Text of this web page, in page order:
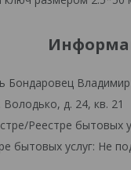
Бондаровец
д. 24, кв. 21
Реестре бытовых
бытовых услуг: Не